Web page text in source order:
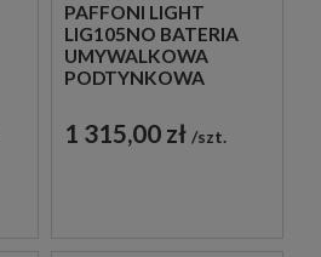
PAFFONI LIGHT
LIG105NO BATERIA
UMYWALKOWA
PODTYNKOWA
CZARNA
1 315,00 zł szt.